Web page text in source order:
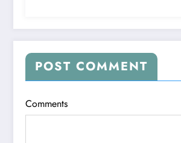
POST COMMENT
Comments